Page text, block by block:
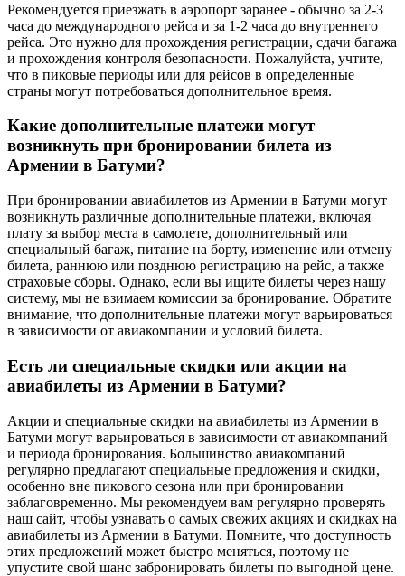
Рекомендуется приезжать в аэропорт заранее - обычно за 2-3
часа до международного рейса и за 1-2 часа до внутреннего
рейса. Это нужно для прохождения регистрации, сдачи багажа
и прохождения контроля безопасности. Пожалуйста, учтите,
что в пиковые периоды или для рейсов в определенные
страны могут потребоваться дополнительное время.
Какие дополнительные платежи могут
возникнуть при бронировании билета из
Армении в Батуми?
При бронировании авиабилетов из Армении в Батуми могут
возникнуть различные дополнительные платежи, включая
плату за выбор места в самолете, дополнительный или
специальный багаж, питание на борту, изменение или отмену
билета, раннюю или позднюю регистрацию на рейс, а также
страховые сборы. Однако, если вы ищите билеты через нашу
систему, мы не взимаем комиссии за бронирование. Обратите
внимание, что дополнительные платежи могут варьироваться
в зависимости от авиакомпании и условий билета.
Есть ли специальные скидки или акции на
авиабилеты из Армении в Батуми?
Акции и специальные скидки на авиабилеты из Армении в
Батуми могут варьироваться в зависимости от авиакомпаний
и периода бронирования. Большинство авиакомпаний
регулярно предлагают специальные предложения и скидки,
особенно вне пикового сезона или при бронировании
заблаговременно. Мы рекомендуем вам регулярно проверять
наш сайт, чтобы узнавать о самых свежих акциях и скидках на
авиабилеты из Армении в Батуми. Помните, что доступность
этих предложений может быстро меняться, поэтому не
упустите свой шанс забронировать билеты по выгодной цене.